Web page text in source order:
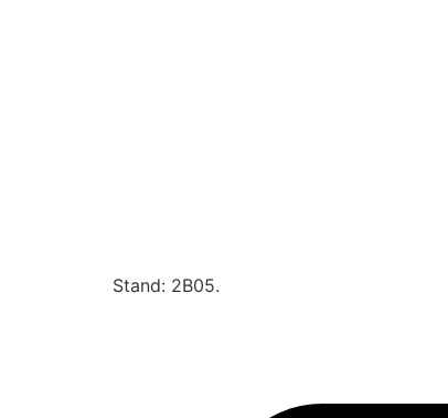
Stand: 2B05.